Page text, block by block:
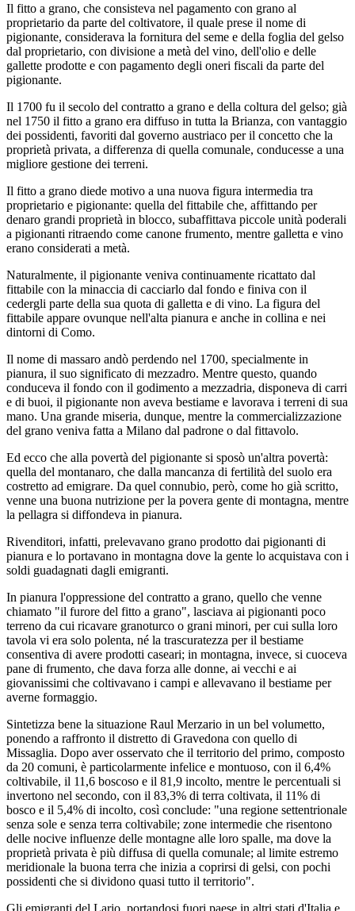
Il fitto a grano, che consisteva nel pagamento con grano al
proprietario da parte del coltivatore, il quale prese il nome di
pigionante, considerava la fornitura del seme e della foglia del gelso
dal proprietario, con divisione a metà del vino, dell'olio e delle
gallette prodotte e con pagamento degli oneri fiscali da parte del
pigionante.
Il 1700 fu il secolo del contratto a grano e della coltura del gelso; già
nel 1750 il fitto a grano era diffuso in tutta la Brianza, con vantaggio
dei possidenti, favoriti dal governo austriaco per il concetto che la
proprietà privata, a differenza di quella comunale, conducesse a una
migliore gestione dei terreni.
Il fitto a grano diede motivo a una nuova figura intermedia tra
proprietario e pigionante: quella del fittabile che, affittando per
denaro grandi proprietà in blocco, subaffittava piccole unità poderali
a pigionanti ritraendo come canone frumento, mentre galletta e vino
erano considerati a metà.
Naturalmente, il pigionante veniva continuamente ricattato dal
fittabile con la minaccia di cacciarlo dal fondo e finiva con il
cedergli parte della sua quota di galletta e di vino. La figura del
fittabile appare ovunque nell'alta pianura e anche in collina e nei
dintorni di Como.
Il nome di massaro andò perdendo nel 1700, specialmente in
pianura, il suo significato di mezzadro. Mentre questo, quando
conduceva il fondo con il godimento a mezzadria, disponeva di carri
e di buoi, il pigionante non aveva bestiame e lavorava i terreni di sua
mano. Una grande miseria, dunque, mentre la commercializzazione
del grano veniva fatta a Milano dal padrone o dal fittavolo.
Ed ecco che alla povertà del pigionante si sposò un'altra povertà:
quella del montanaro, che dalla mancanza di fertilità del suolo era
costretto ad emigrare. Da quel connubio, però, come ho già scritto,
venne una buona nutrizione per la povera gente di montagna, mentre
la pellagra si diffondeva in pianura.
Rivenditori, infatti, prelevavano grano prodotto dai pigionanti di
pianura e lo portavano in montagna dove la gente lo acquistava con i
soldi guadagnati dagli emigranti.
In pianura l'oppressione del contratto a grano, quello che venne
chiamato "il furore del fitto a grano", lasciava ai pigionanti poco
terreno da cui ricavare granoturco o grani minori, per cui sulla loro
tavola vi era solo polenta, né la trascuratezza per il bestiame
consentiva di avere prodotti caseari; in montagna, invece, si cuoceva
pane di frumento, che dava forza alle donne, ai vecchi e ai
giovanissimi che coltivavano i campi e allevavano il bestiame per
averne formaggio.
Sintetizza bene la situazione Raul Merzario in un bel volumetto,
ponendo a raffronto il distretto di Gravedona con quello di
Missaglia. Dopo aver osservato che il territorio del primo, composto
da 20 comuni, è particolarmente infelice e montuoso, con il 6,4%
coltivabile, il 11,6 boscoso e il 81,9 incolto, mentre le percentuali si
invertono nel secondo, con il 83,3% di terra coltivata, il 11% di
bosco e il 5,4% di incolto, così conclude: "una regione settentrionale
senza sole e senza terra coltivabile; zone intermedie che risentono
delle nocive influenze delle montagne alle loro spalle, ma dove la
proprietà privata è più diffusa di quella comunale; al limite estremo
meridionale la buona terra che inizia a coprirsi di gelsi, con pochi
possidenti che si dividono quasi tutto il territorio".
Gli emigranti del Lario, portandosi fuori paese in altri stati d'Italia e